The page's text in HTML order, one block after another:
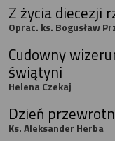
Z życia diecezji
Oprac. ks. Bogusław
Cudowny
świątyni
Helena Czekaj
Dzień
Ks. Aleksander Herba